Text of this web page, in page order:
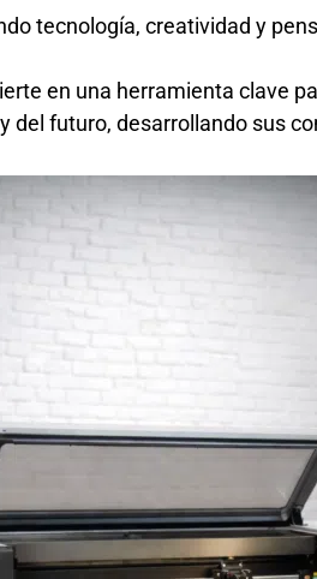
tecnología, creatividad y
en una herramienta clave
futuro, desarrollando sus